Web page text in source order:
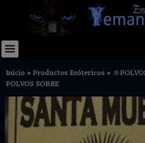
Inicio »Productos Esótericos »
POLVOS SOBRE